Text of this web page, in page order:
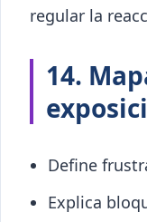
regular la
14.
Define
Explica